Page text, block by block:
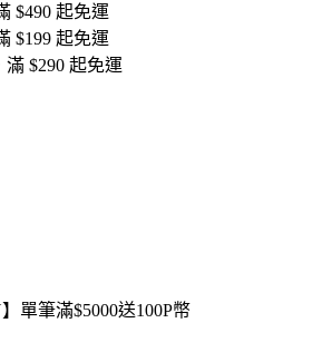
$490 起免運
$199 起免運
$290 起免運
】單筆滿$5000送100P幣